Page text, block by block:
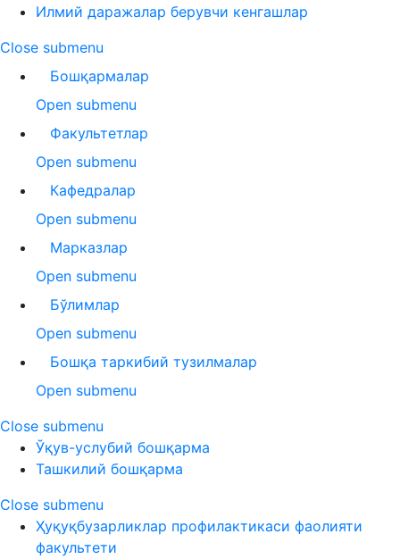
Илмий даражалар берувчи кенгашлар
Close submenu
Бошқармалар
Open submenu
Факультетлар
Open submenu
Кафедралар
Open submenu
Марказлар
Open submenu
Бўлимлар
Open submenu
Бошқа таркибий тузилмалар
Open submenu
Close submenu
Ўқув-услубий бошқарма
Ташкилий бошқарма
Close submenu
Ҳуқуқбузарликлар профилактикаси фаолияти
факультети